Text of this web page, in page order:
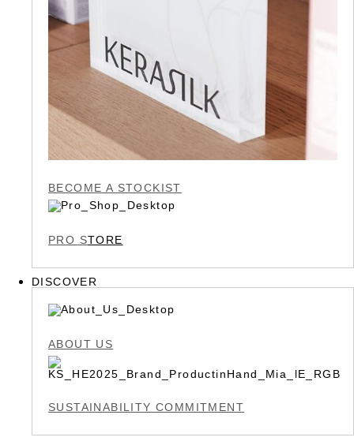
BECOME A STOCKIST
PRO STORE
DISCOVER
ABOUT US
SUSTAINABILITY COMMITMENT